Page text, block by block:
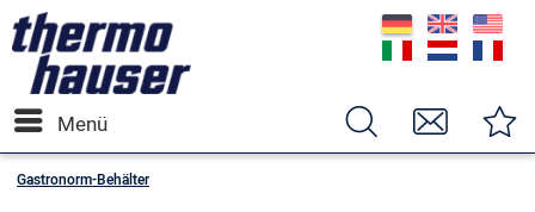
Menü
Gastronorm-Behälter